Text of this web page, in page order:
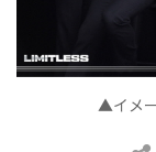
▲イメ